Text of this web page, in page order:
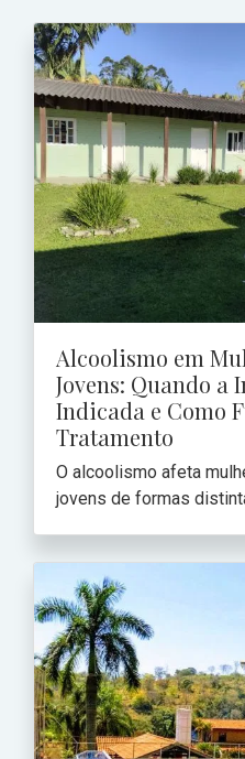
Alcoolismo em
Jovens: Quando a
Indicada e Como
Tratamento
O alcoolismo afeta
jovens de formas